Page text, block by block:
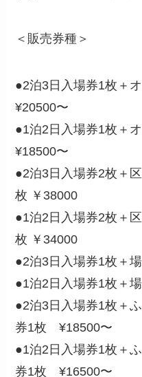
＜販売券種＞
●2泊3日入場券1枚＋
¥20500〜
●1泊2日入場券1枚＋
¥18500〜
●2泊3日入場券2枚＋
枚 ￥38000
●1泊2日入場券2枚＋
枚 ￥34000
●2泊3日入場券1枚＋
●1泊2日入場券1枚＋
●2泊3日入場券1枚＋
券1枚 ¥18500〜
●1泊2日入場券1枚＋
券1枚 ¥16500〜